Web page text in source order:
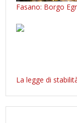
Fasano: Borgo
La legge di